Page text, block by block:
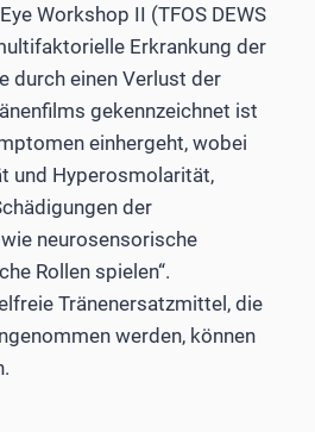
Workshop II (TFOS DEWS
Erkrankung der
durch einen Verlust der
gekennzeichnet ist
einhergeht, wobei
und Hyperosmolarität,
der
neurosensorische
Rollen spielen“.
Tränenersatzmittel, die
werden, können